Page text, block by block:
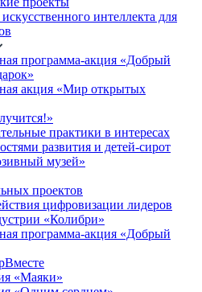
интеллекта для
программа-акция «Добрый
акция «Мир открытых
практики в интересах
развития и детей-сирот
музей»
проектов
цифровизации лидеров
«Колибри»
программа-акция «Добрый
«Маяки»